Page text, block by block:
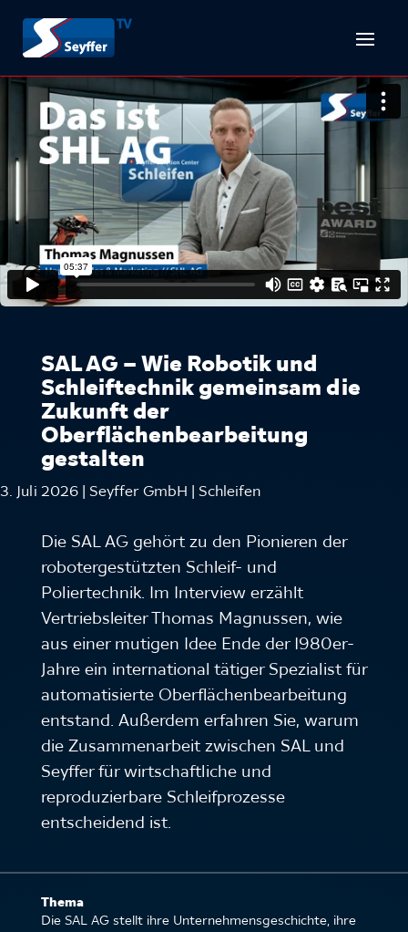
SAL AG – Wie Robotik und
Schleiftechnik gemeinsam die
Zukunft der
Oberflächenbearbeitung
gestalten
3. Juli 2026 | Seyffer GmbH | Schleifen
Die SAL AG gehört zu den Pionieren der
robotergestützten Schleif- und
Poliertechnik. Im Interview erzählt
Vertriebsleiter Thomas Magnussen, wie
aus einer mutigen Idee Ende der 1980er-
Jahre ein international tätiger Spezialist für
automatisierte Oberflächenbearbeitung
entstand. Außerdem erfahren Sie, warum
die Zusammenarbeit zwischen SAL und
Seyffer für wirtschaftliche und
reproduzierbare Schleifprozesse
entscheidend ist.
Thema
Die SAL AG stellt ihre Unternehmensgeschichte, ihre